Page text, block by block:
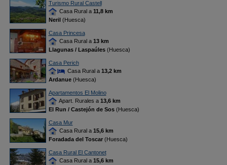
Turismo Rural Castell
Casa Rural a 11,8 km
Neril(Huesca)
Casa Princesa
Casa Rural a 13 km
Llagunas / Laspaúles(Huesca)
Casa Perich
Casa Rural a 13,2 km
Ardanue(Huesca)
Apartamentos El Molino
Apart. Rurales a 13,6 km
El Run / Castejón de Sos(Huesca)
Casa Mur
Casa Rural a 15,6 km
Foradada del Toscar(Huesca)
Casa Rural El Cantonet
Casa Rural a 15,6 km